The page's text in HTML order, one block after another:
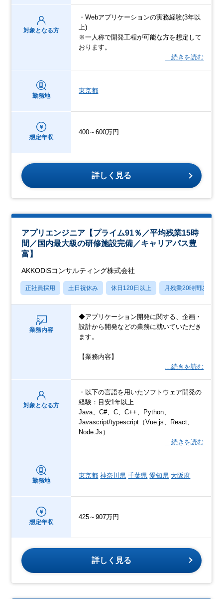
対象となる方
・Webアプリケーションの実務経験(3年以
上)
※一人称で開発工程が可能な方を想定して
おります。
…続きを読む
勤務地
東京都
想定年収
400～600万円
詳しく見る
アプリエンジニア【プライム91％／平均残業15時
間／国内最大級の研修施設完備／キャリアパス豊
富】
AKKODiSコンサルティング株式会社
正社員採用 土日祝休み 休日120日以上 月残業20時間以内
業務内容
◆アプリケーション開発に関する、企画・
設計から開発などの業務に就いていただき
ます。
【業務内容】
…続きを読む
対象となる方
・以下の言語を用いたソフトウェア開発の
経験：目安1年以上
Java、C#、C、C++、Python、
Javascript/typescript（Vue.js、React、
Node.Js）
…続きを読む
勤務地
東京都 神奈川県 千葉県 愛知県 大阪府
想定年収
425～907万円
詳しく見る